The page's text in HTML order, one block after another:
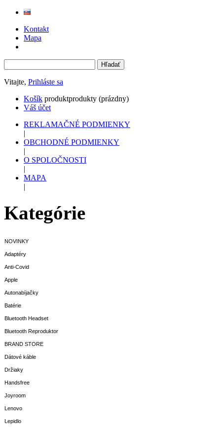
Kontakt
Mapa
Vitajte, Prihláste sa
Košík produktprodukty (prázdny)
Váš účet
REKLAMAČNÉ PODMIENKY
|
OBCHODNÉ PODMIENKY
|
O SPOLOČNOSTI
|
MAPA
|
Kategórie
NOVINKY
Adaptéry
Anti-Covid
Apple
Autonabíjačky
Batérie
Bluetooth Headset
Bluetooth Reproduktor
BRAND STORE
Dátové káble
Držiaky
Handsfree
Joyroom
Lenovo
Lepidlo